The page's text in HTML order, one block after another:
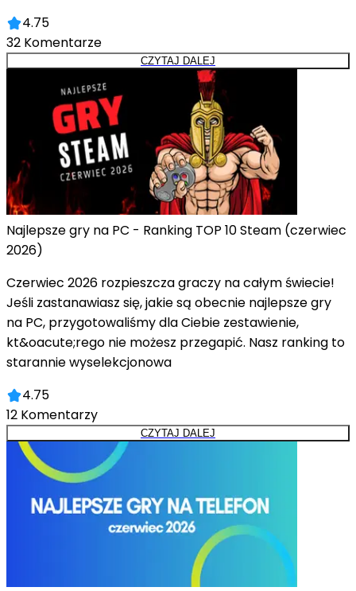
4.75
32 Komentarze
CZYTAJ DALEJ
Najlepsze gry na PC - Ranking TOP 10 Steam (czerwiec
2026)
Czerwiec 2026 rozpieszcza graczy na całym świecie!
Jeśli zastanawiasz się, jakie są obecnie najlepsze gry
na PC, przygotowaliśmy dla Ciebie zestawienie,
kt&oacute;rego nie możesz przegapić. Nasz ranking to
starannie wyselekcjonowa
4.75
12 Komentarzy
CZYTAJ DALEJ